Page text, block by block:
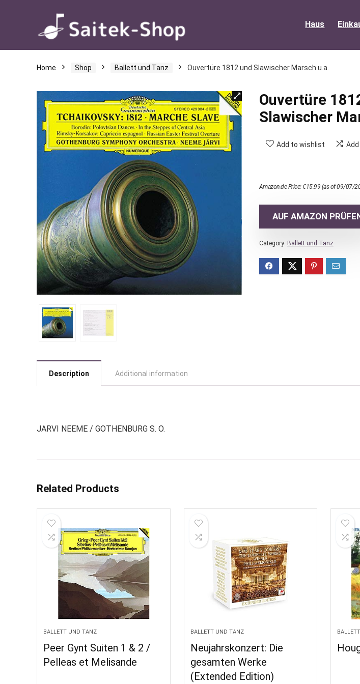
Haus
Home Shop Ballett und Tanz Ouvertüre 1812 und Slawischer Marsch u.a.
Ouvertüre
Slawischer
Add to wishlist
Amazon.de Price:€15.99 (as of 09/07/
AUF AMAZON
Category: Ballett und Tanz
Description Additional information
JARVI NEEME / GOTHENBURG S. O.
Related Products
BALLETT UND TANZ
Peer Gynt Suiten 1 & 2 /
Pelleas et Melisande
BALLETT UND TANZ
Neujahrskonzert: Die
gesamten Werke
(Extended Edition)